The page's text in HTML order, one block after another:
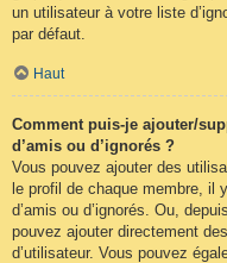
un utilisateur à votre liste
par défaut.
Haut
Comment puis-je ajouter/
d’amis ou d’ignorés ?
Vous pouvez ajouter des
le profil de chaque membre, il
d’amis ou d’ignorés. Ou,
pouvez ajouter directement
d’utilisateur. Vous pouvez